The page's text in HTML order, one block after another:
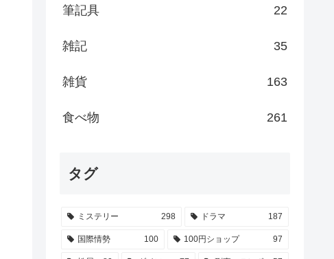
筆記具 22
雑記 35
雑貨 163
食べ物 261
タグ
ミステリー 298 ドラマ 187
国際情勢 100 100円ショップ 97